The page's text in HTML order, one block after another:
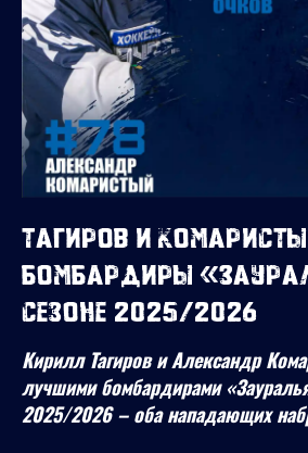
Тагиров и
бомбардиры
сезоне 2025/2026
Кирилл Тагиров и Александр
лучшими бомбардирами
2025/2026 – оба нападающих